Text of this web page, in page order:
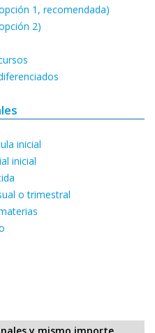
1, recomendada)
2)
inicial
inicial
o trimestral